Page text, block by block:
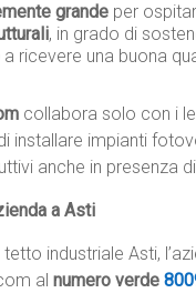
grande per
, in grado di
a ricevere una buona
collabora solo con i
installare impianti
anche in presenza
a Asti
industriale Asti,
al numero verde